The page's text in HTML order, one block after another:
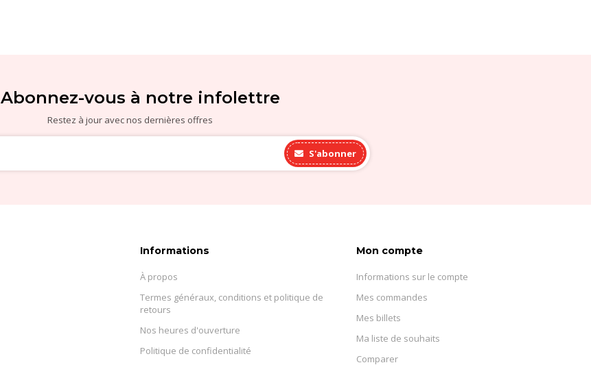
Abonnez-vous à notre infolettre
Restez à jour avec nos dernières offres
S'abonner
Informations
À propos
Termes généraux, conditions et politique de
retours
Nos heures d'ouverture
Politique de confidentialité
Mon compte
Informations sur le compte
Mes commandes
Mes billets
Ma liste de souhaits
Comparer